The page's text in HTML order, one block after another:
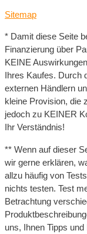
Sitemap
* Damit diese Seite
Finanzierung über
KEINE
Ihres Kaufes. Durch
externen Händlern
kleine Provision, die
jedoch zu KEINER
Ihr Verständnis!
** Wenn auf dieser
wir gerne erklären,
allzu häufig von
nichts testen. Test
Betrachtung
uns, Ihnen Tipps